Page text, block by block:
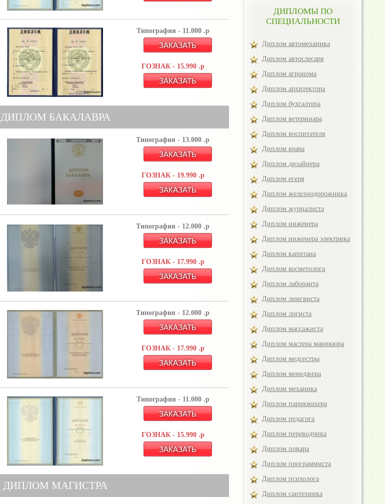
Типография - 11.000 .р
ГОЗНАК - 15.990 .р
ДИПЛОМ БАКАЛАВРА
Типография - 13.000 .р
ГОЗНАК - 19.990 .р
Типография - 12.000 .р
ГОЗНАК - 17.990 .р
Типография - 12.000 .р
ГОЗНАК - 17.990 .р
Типография - 11.000 .р
ГОЗНАК - 15.990 .р
ДИПЛОМ МАГИСТРА
ДИПЛОМЫ ПО
СПЕЦИАЛЬНОСТИ
Диплом автомеханика
Диплом автослесаря
Диплом агронома
Диплом архитектора
Диплом бухгалтера
Диплом ветеринара
Диплом воспитателя
Диплом врача
Диплом дизайнера
Диплом егеря
Диплом железнодорожника
Диплом журналиста
Диплом инженера
Диплом инженера электрика
Диплом капитана
Диплом косметолога
Диплом лаборанта
Диплом лингвиста
Диплом логиста
Диплом массажиста
Диплом мастера маникюра
Диплом медсестры
Диплом менеджера
Диплом механика
Диплом парикмахера
Диплом педагога
Диплом переводчика
Диплом повара
Диплом программиста
Диплом психолога
Диплом сантехника